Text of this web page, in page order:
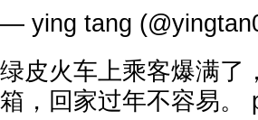
— ying tang
绿皮火车上乘客爆满了
箱，回家过年不容易。